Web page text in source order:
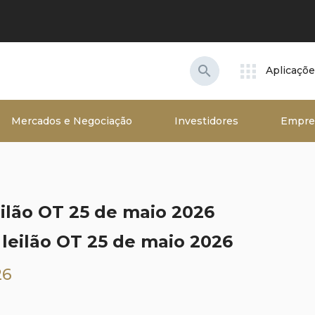
search
Mercados e Negociação Investidores
OT 25 de maio 2026